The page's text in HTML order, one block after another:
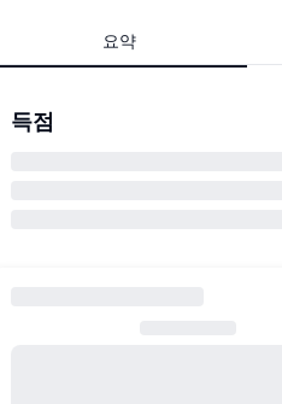
요약
득점